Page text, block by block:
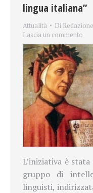
lingua italiana”
Attualità Di Redazione
Lascia un commento
L’iniziativa è
gruppo di
linguisti,